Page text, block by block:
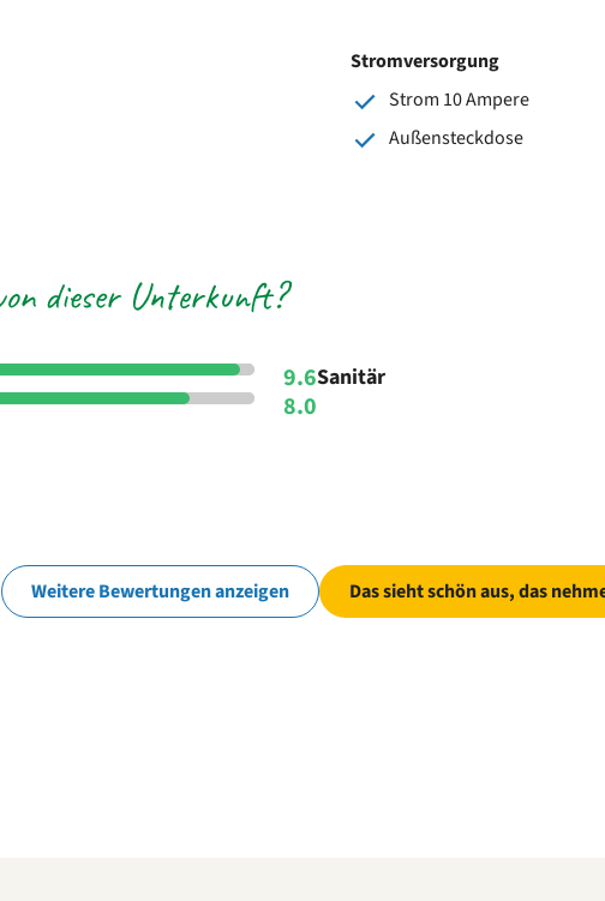
Stromversorgung
Strom 10 Ampere
Außensteckdose
dieser Unterkunft?
9.6Sanitär
8.0
Weitere Bewertungen anzeigen Das sieht schön aus, das